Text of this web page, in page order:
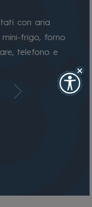
con aria
frigo, forno
telefono e